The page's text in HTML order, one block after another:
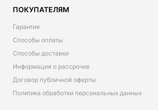
ПОКУПАТЕЛЯМ
Гарантия
Способы оплаты
Способы доставки
Информация о рассрочке
Договор публичной оферты
Политика обработки персональных данных